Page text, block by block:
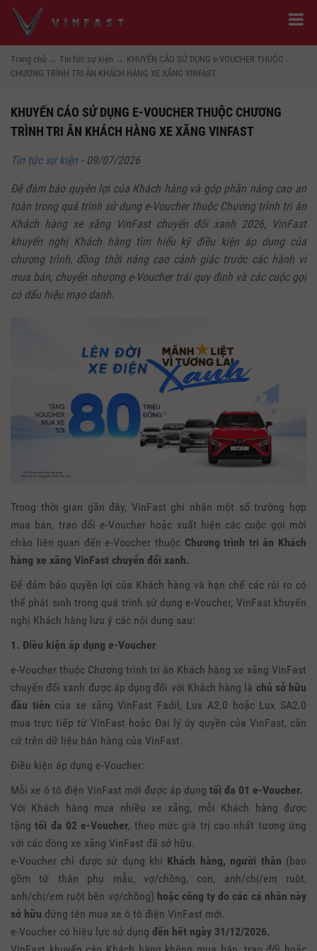
Trang chủ → Tin tức sự kiện → KHUYẾN CÁO SỬ DỤNG e-VOUCHER THUỘC
CHƯƠNG TRÌNH TRI ÂN KHÁCH HÀNG XE XĂNG VINFAST
KHUYẾN CÁO SỬ DỤNG E-VOUCHER THUỘC CHƯƠNG
TRÌNH TRI ÂN KHÁCH HÀNG XE XĂNG VINFAST
Tin tức sự kiện - 09/07/2026
Để đảm bảo quyền lợi của Khách hàng và góp phần nâng cao an
toàn trong quá trình sử dụng e-Voucher thuộc Chương trình tri ân
Khách hàng xe xăng VinFast chuyển đổi xanh 2026, VinFast
khuyến nghị Khách hàng tìm hiểu kỹ điều kiện áp dụng của
chương trình, đồng thời nâng cao cảnh giác trước các hành vi
mua bán, chuyển nhượng e-Voucher trái quy định và các cuộc gọi
có dấu hiệu mạo danh.
Trong thời gian gần đây, VinFast ghi nhận một số trường hợp
mua bán, trao đổi e-Voucher hoặc xuất hiện các cuộc gọi mời
chào liên quan đến e-Voucher thuộc Chương trình tri ân Khách
hàng xe xăng VinFast chuyển đổi xanh.
Để đảm bảo quyền lợi của Khách hàng và hạn chế các rủi ro có
thể phát sinh trong quá trình sử dụng e-Voucher, VinFast khuyến
nghị Khách hàng lưu ý các nội dung sau:
1. Điều kiện áp dụng e-Voucher
e-Voucher thuộc Chương trình tri ân Khách hàng xe xăng VinFast
chuyển đổi xanh được áp dụng đối với Khách hàng là chủ sở hữu
đầu tiên của xe xăng VinFast Fadil, Lux A2.0 hoặc Lux SA2.0
mua trực tiếp từ VinFast hoặc Đại lý ủy quyền của VinFast, căn
cứ trên dữ liệu bán hàng của VinFast.
Điều kiện áp dụng e-Voucher:
Mỗi xe ô tô điện VinFast mới được áp dụng tối đa 01 e-Voucher.
Với Khách hàng mua nhiều xe xăng, mỗi Khách hàng được
tặngtối đa 02 e-Voucher, theo mức giá trị cao nhất tương ứng
với các dòng xe xăng VinFast đã sở hữu.
e-Voucher chỉ được sử dụng khi Khách hàng, người thân (bao
gồm tứ thân phụ mẫu, vợ/chồng, con, anh/chị/em ruột,
anh/chị/em ruột bên vợ/chồng) hoặc công ty do các cá nhân này
sở hữu đứng tên mua xe ô tô điện VinFast mới.
e-Voucher có hiệu lực sử dụng đến hết ngày 31/12/2026.